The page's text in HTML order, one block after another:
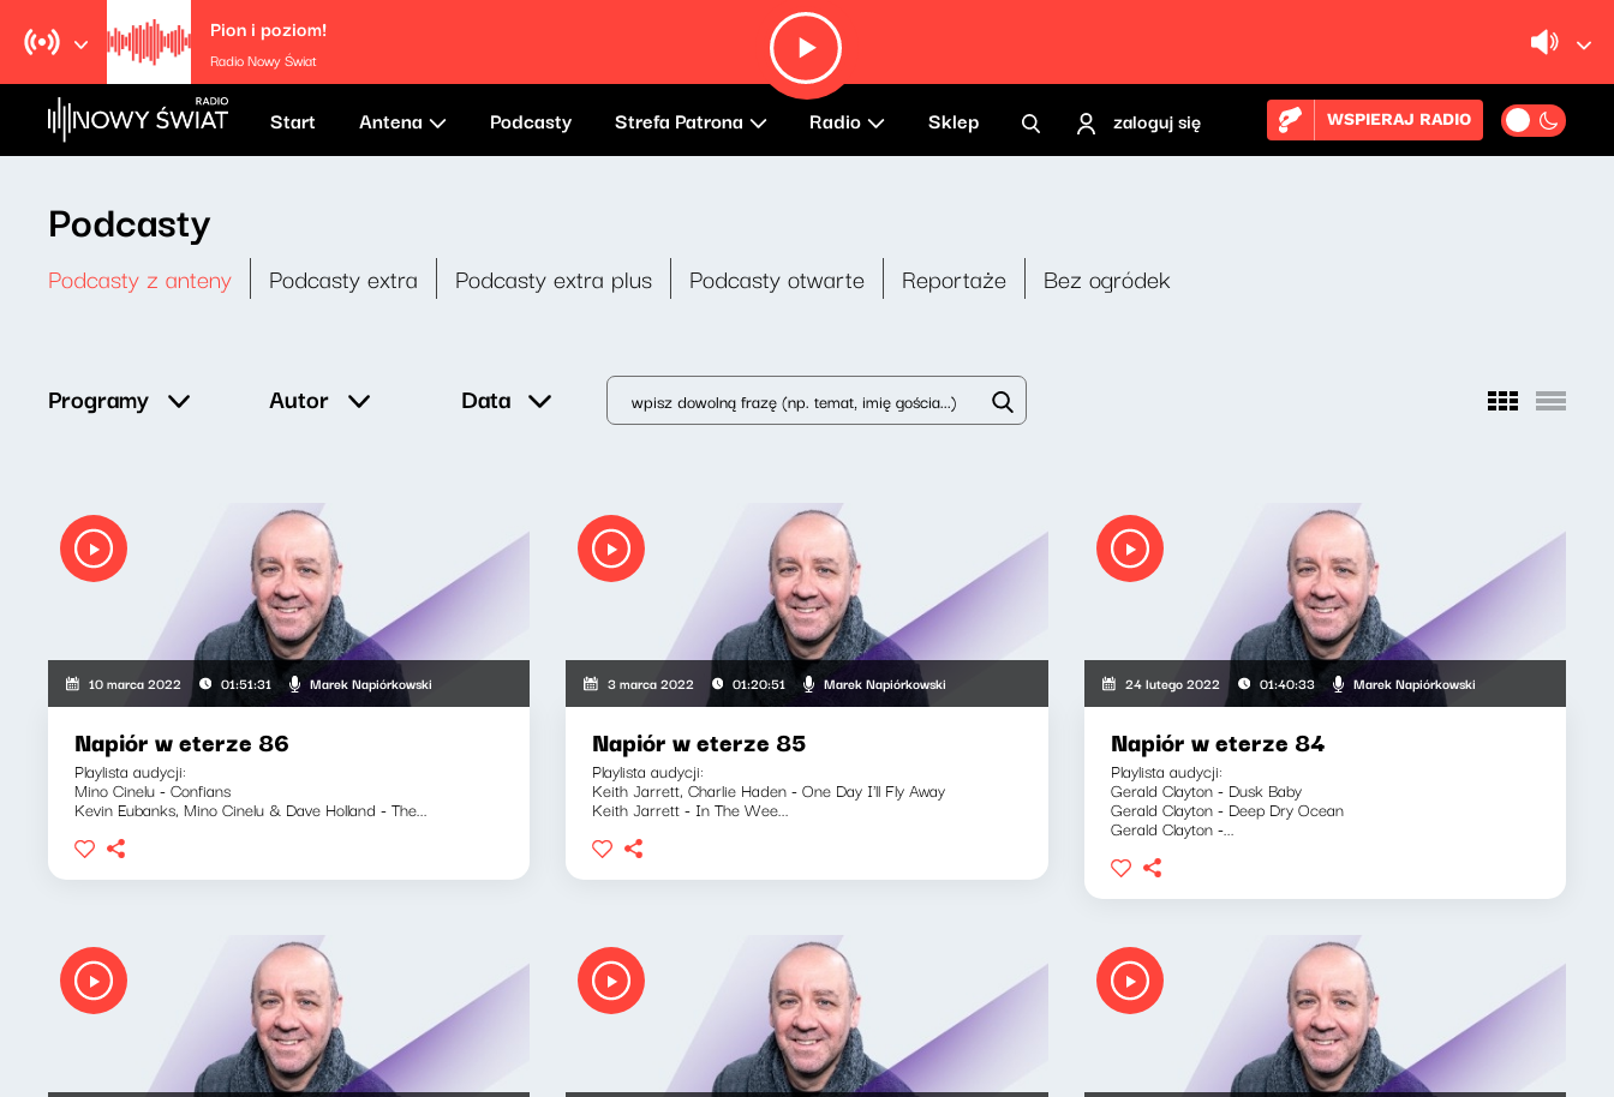
Pion i poziom!
Radio Nowy Świat
Start Antena Podcasty Strefa Patrona Radio Sklep zaloguj się WSPIERAJ RADIO
Podcasty
Podcasty z anteny Podcasty extra Podcasty extra plus Podcasty otwarte Reportaże Bez ogródek
Programy Autor Data
10 marca 2022 01:51:31 Marek Napiórkowski
Napiór w eterze 86
Playlista audycji:
Mino Cinelu - Confians
Kevin Eubanks, Mino Cinelu & Dave Holland - The...
3 marca 2022 01:20:51 Marek Napiórkowski
Napiór w eterze 85
Playlista audycji:
Keith Jarrett, Charlie Haden - One Day I'll Fly Away
Keith Jarrett - In The Wee...
24 lutego 2022 01:40:33 Marek Napiórkowski
Napiór w eterze 84
Playlista audycji:
Gerald Clayton - Dusk Baby
Gerald Clayton - Deep Dry Ocean
Gerald Clayton -...